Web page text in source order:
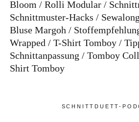
Bloom
Rolli Modular
Schnittmuster-Hacks
Sewalong
Bluse Margoh
Wrapped
T-Shirt Tomboy
Schnittanpassung
Tomboy
Shirt Tomboy
SCHNITTDUETT-